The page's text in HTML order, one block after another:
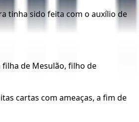
tinha sido feita com o auxílio de
filha de Mesulão, filho de
cartas com ameaças, a fim de